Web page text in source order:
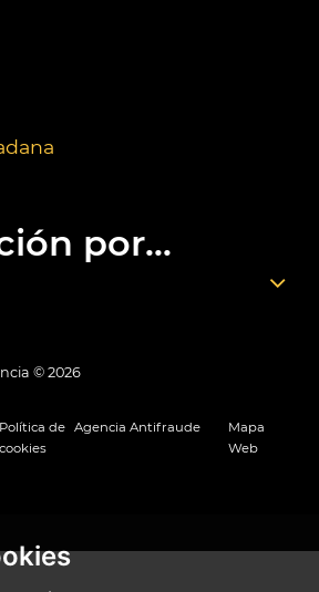
por...
© 2026
Política de
cookies
Agencia Antifraude
Mapa
Web